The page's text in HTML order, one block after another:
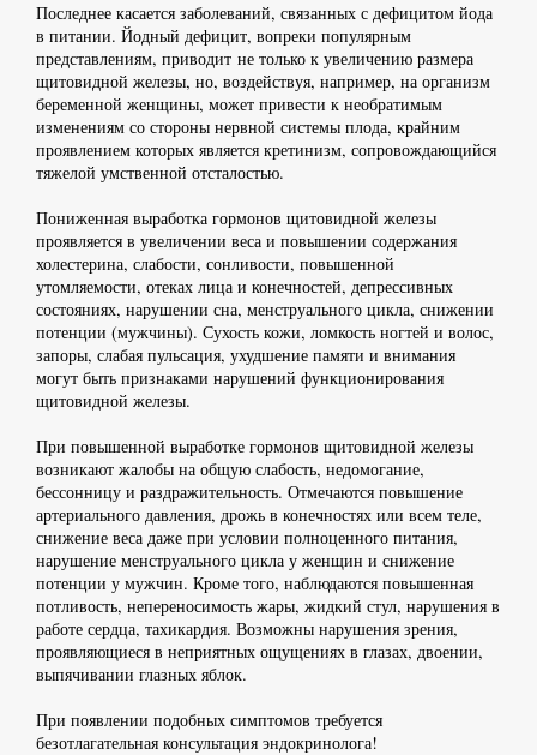
Последнее касается заболеваний, связанных с дефицитом йода
в питании. Йодный дефицит, вопреки популярным
представлениям, приводит не только к увеличению размера
щитовидной железы, но, воздействуя, например, на организм
беременной женщины, может привести к необратимым
изменениям со стороны нервной системы плода, крайним
проявлением которых является кретинизм, сопровождающийся
тяжелой умственной отсталостью.
Пониженная выработка гормонов щитовидной железы
проявляется в увеличении веса и повышении содержания
холестерина, слабости, сонливости, повышенной
утомляемости, отеках лица и конечностей, депрессивных
состояниях, нарушении сна, менструального цикла, снижении
потенции (мужчины). Сухость кожи, ломкость ногтей и волос,
запоры, слабая пульсация, ухудшение памяти и внимания
могут быть признаками нарушений функционирования
щитовидной железы.
При повышенной выработке гормонов щитовидной железы
возникают жалобы на общую слабость, недомогание,
бессонницу и раздражительность. Отмечаются повышение
артериального давления, дрожь в конечностях или всем теле,
снижение веса даже при условии полноценного питания,
нарушение менструального цикла у женщин и снижение
потенции у мужчин. Кроме того, наблюдаются повышенная
потливость, непереносимость жары, жидкий стул, нарушения в
работе сердца, тахикардия. Возможны нарушения зрения,
проявляющиеся в неприятных ощущениях в глазах, двоении,
выпячивании глазных яблок.
При появлении подобных симптомов требуется
безотлагательная консультация эндокринолога!